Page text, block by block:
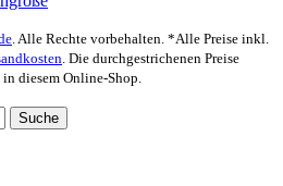
. Alle Rechte vorbehalten. *Alle Preise inkl.
. Die durchgestrichenen Preise
diesem Online-Shop.
Suche